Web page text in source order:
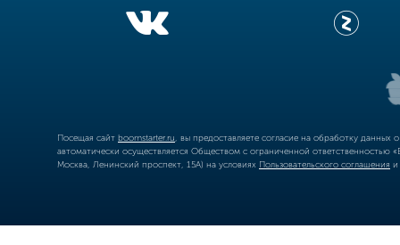
Посещая сайт boomstarter.ru , вы предоставляете согласие на обработку
автоматически осуществляется Обществом с ограниченной
Москва, Ленинский проспект, 15А) на условиях Пользовательского соглашения и